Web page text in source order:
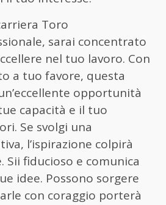
Toro
sarai concentrato
nel tuo lavoro. Con
a tuo favore, questa
opportunità
capacità e il tuo
Se svolgi una
l’ispirazione colpirà
Sii fiducioso e comunica
idee. Possono sorgere
con coraggio porterà